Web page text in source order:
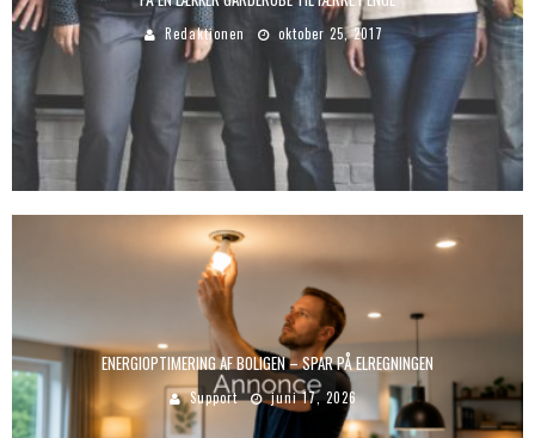
Redaktionen oktober 25, 2017
ENERGIOPTIMERING AF BOLIGEN – SPAR PÅ ELREGNINGEN
Support juni 17, 2026